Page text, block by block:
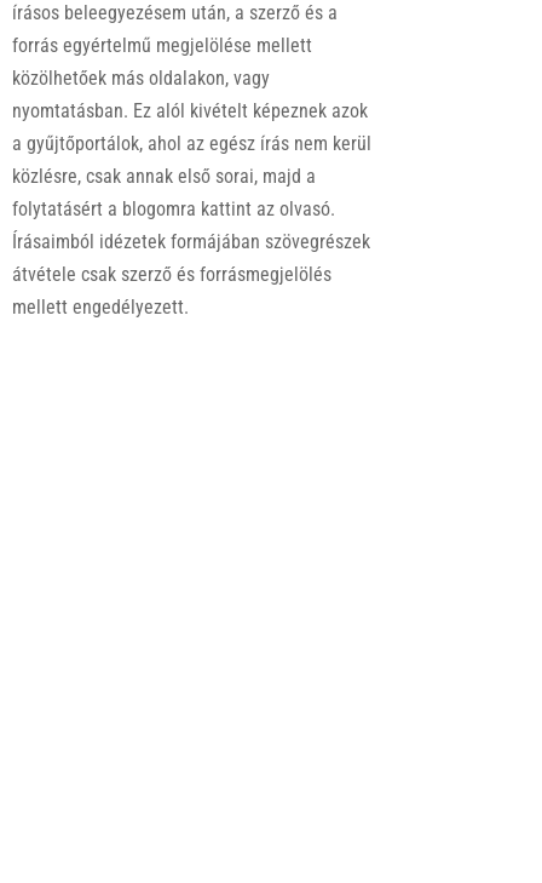
írásos beleegyezésem után, a szerző és a
forrás egyértelmű megjelölése mellett
közölhetőek más oldalakon, vagy
nyomtatásban. Ez alól kivételt képeznek azok
a gyűjtőportálok, ahol az egész írás nem kerül
közlésre, csak annak első sorai, majd a
folytatásért a blogomra kattint az olvasó.
Írásaimból idézetek formájában szövegrészek
átvétele csak szerző és forrásmegjelölés
mellett engedélyezett.